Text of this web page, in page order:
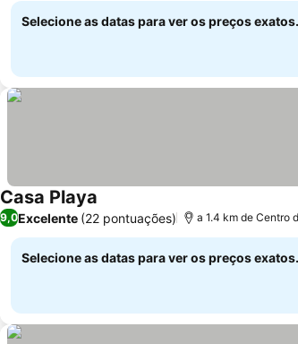
Selecione as datas para ver os preços exatos.
Casa Playa
9,0Excelente (22 pontuações) a 1.4 km de Centro
Selecione as datas para ver os preços exatos.